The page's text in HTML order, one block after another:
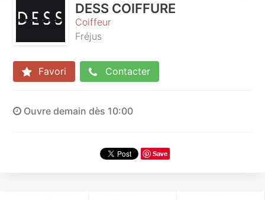
DESS COIFFURE
Coiffeur
Fréjus
Favori Contacter
Ouvre demain dès 10:00
Save